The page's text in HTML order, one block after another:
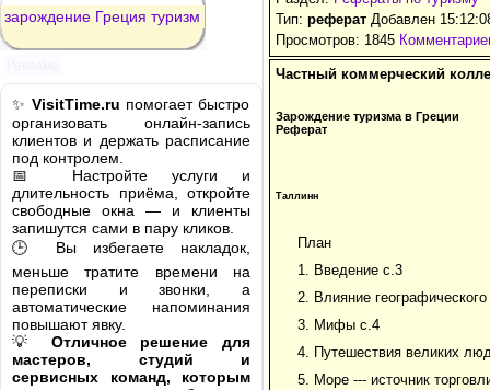
зарождение Греция туризм
✨ VisitTime.ru помогает быстро
организовать онлайн-запись
клиентов и держать расписание
под контролем.
📅 Настройте услуги и
длительность приёма, откройте
свободные окна — и клиенты
запишутся сами в пару кликов.
🕒 Вы избегаете накладок,
меньше тратите времени на
переписки и звонки, а
автоматические напоминания
повышают явку.
💡 Отличное решение для
мастеров, студий и
сервисных команд, которым
Тип: реферат Добавлен
Просмотров: 1845
Частный коммерческий
Зарождение туризма в Греции
Реферат
Таллинн
План
1. Введение с.3
2. Влияние
3. Мифы с.4
4. Путешествия великих
5. Море --- источник